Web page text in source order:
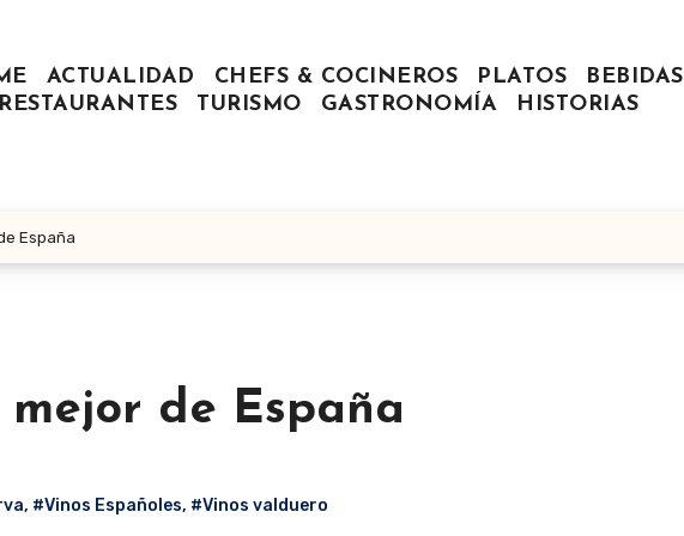
ACTUALIDAD CHEFS & COCINEROS PLATOS
BEBIDAS
RESTAURANTES
TURISMO GASTRONOMÍA HISTORIAS
España
de España
, #Vinos Españoles, #Vinos valduero